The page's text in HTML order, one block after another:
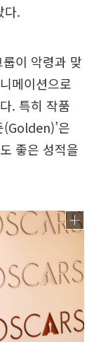
다.
이 악령과 맞
메이션으로
. 특히 작품
(Golden)’은
좋은 성적을